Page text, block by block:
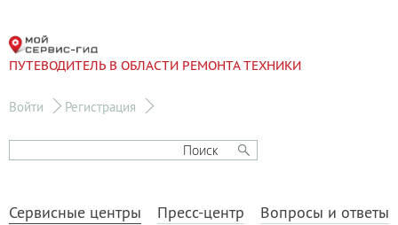
ПУТЕВОДИТЕЛЬ В ОБЛАСТИ РЕМОНТА ТЕХНИКИ
Войти Регистрация
Сервисные центры Пресс-центр
Вопросы и ответы